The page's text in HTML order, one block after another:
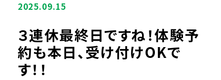
2025.09.15
３連休最終日ですね！体験予
約も本日、受け付けOKで
す！！